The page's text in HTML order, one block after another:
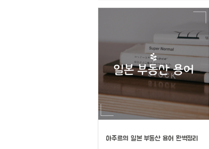
아주르의 일본 부동산 용어 완벽정리